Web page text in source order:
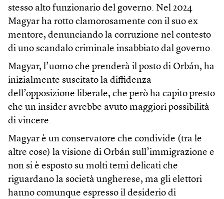
stesso alto funzionario del governo. Nel 2024
Magyar ha rotto clamorosamente con il suo ex
mentore, denunciando la corruzione nel contesto
di uno scandalo criminale insabbiato dal governo.
Magyar, l’uomo che prenderà il posto di Orbán, ha
inizialmente suscitato la diffidenza
dell’opposizione liberale, che però ha capito presto
che un insider avrebbe avuto maggiori possibilità
di vincere.
Magyar è un conservatore che condivide (tra le
altre cose) la visione di Orbán sull’immigrazione e
non si è esposto su molti temi delicati che
riguardano la società ungherese, ma gli elettori
hanno comunque espresso il desiderio di